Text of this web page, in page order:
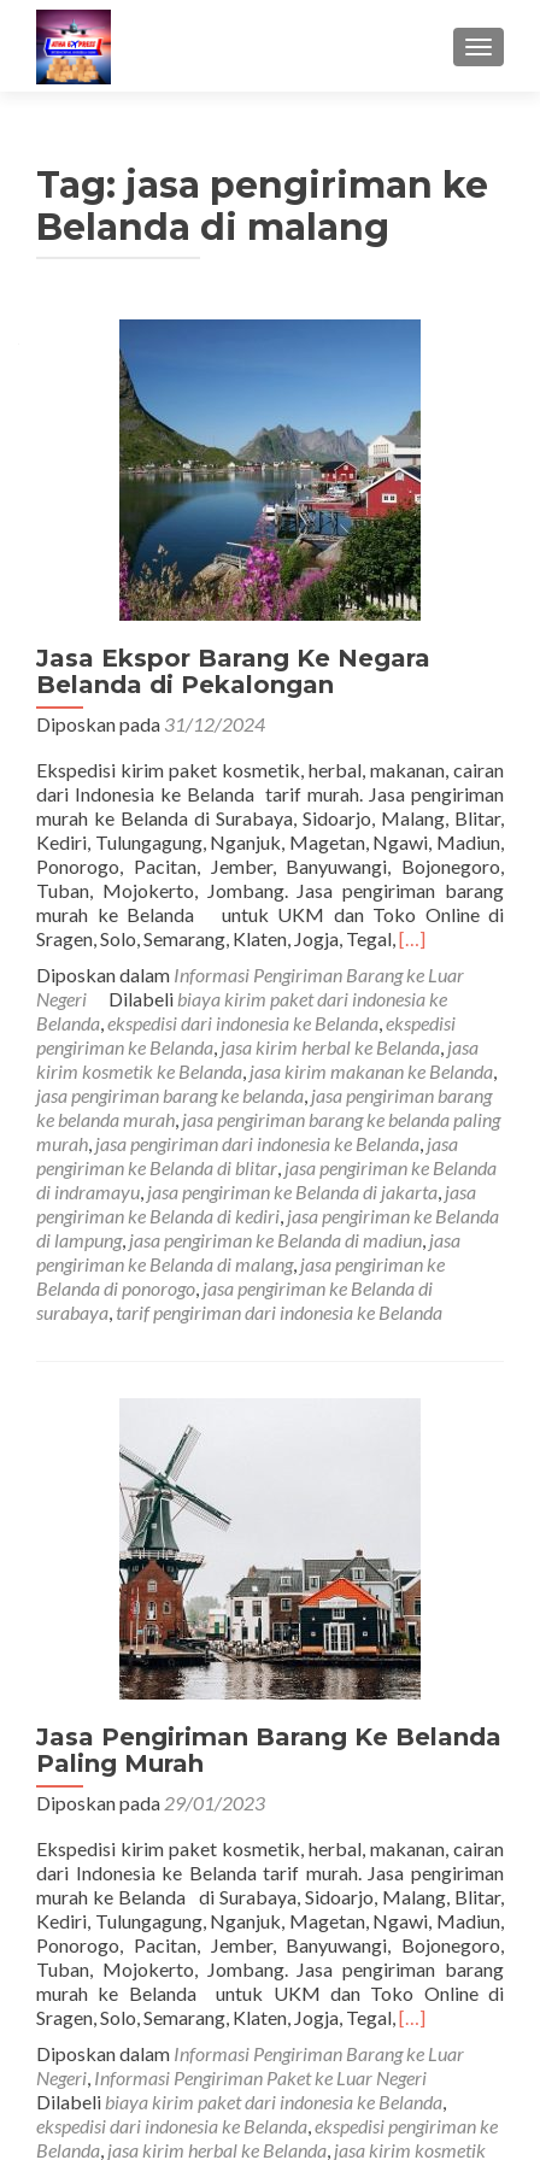
TUKAR
Tag: jasa pengiriman ke
Belanda di malang
Jasa Ekspor Barang Ke Negara
Belanda di Pekalongan
Diposkan pada 31/12/2024
Ekspedisi kirim paket kosmetik, herbal, makanan, cairan
dari Indonesia ke Belanda tarif murah. Jasa pengiriman
murah ke Belanda di Surabaya, Sidoarjo, Malang, Blitar,
Kediri, Tulungagung, Nganjuk, Magetan, Ngawi, Madiun,
Ponorogo, Pacitan, Jember, Banyuwangi, Bojonegoro,
Tuban, Mojokerto, Jombang. Jasa pengiriman barang
murah ke Belanda untuk UKM dan Toko Online di
Sragen, Solo, Semarang, Klaten, Jogja, Tegal,Read
about
Jasa
Ekspor
Barang
Ke
Negara
Belanda
di
Pekalongan
[…]
Diposkan dalam Informasi Pengiriman Barang ke Luar
Negeri
Dilabeli biaya kirim paket dari indonesia ke
Belanda,ekspedisi dari indonesia ke Belanda,ekspedisi
pengiriman ke Belanda, jasa kirim herbal ke Belanda, jasa
kirim kosmetik ke Belanda, jasa kirim makanan ke Belanda,
jasa pengiriman barang ke belanda, jasa pengiriman barang
ke belanda murah, jasa pengiriman barang ke belanda paling
murah, jasa pengiriman dari indonesia ke Belanda, jasa
pengiriman ke Belanda di blitar, jasa pengiriman ke Belanda
di indramayu, jasa pengiriman ke Belanda di jakarta, jasa
pengiriman ke Belanda di kediri, jasa pengiriman ke Belanda
di lampung, jasa pengiriman ke Belanda di madiun, jasa
pengiriman ke Belanda di malang, jasa pengiriman ke
Belanda di ponorogo, jasa pengiriman ke Belanda di
surabaya, tarif pengiriman dari indonesia ke Belanda
Jasa Pengiriman Barang Ke Belanda
Paling Murah
Diposkan pada 29/01/2023
Ekspedisi kirim paket kosmetik, herbal, makanan, cairan
dari Indonesia ke Belanda tarif murah. Jasa pengiriman
murah ke Belanda di Surabaya, Sidoarjo, Malang, Blitar,
Kediri, Tulungagung, Nganjuk, Magetan, Ngawi, Madiun,
Ponorogo, Pacitan, Jember, Banyuwangi, Bojonegoro,
Tuban, Mojokerto, Jombang. Jasa pengiriman barang
murah ke Belanda untuk UKM dan Toko Online di
Sragen, Solo, Semarang, Klaten, Jogja, Tegal,Read
about
Jasa
Pengiriman
Barang
[…]
Diposkan dalam Informasi Pengiriman Barang ke Luar
Negeri, Informasi Pengiriman Paket ke Luar Negeri
Dilabeli biaya kirim paket dari indonesia ke Belanda,
ekspedisi dari indonesia ke Belanda,ekspedisi pengiriman ke
Belanda, jasa kirim herbal ke Belanda, jasa kirim kosmetik